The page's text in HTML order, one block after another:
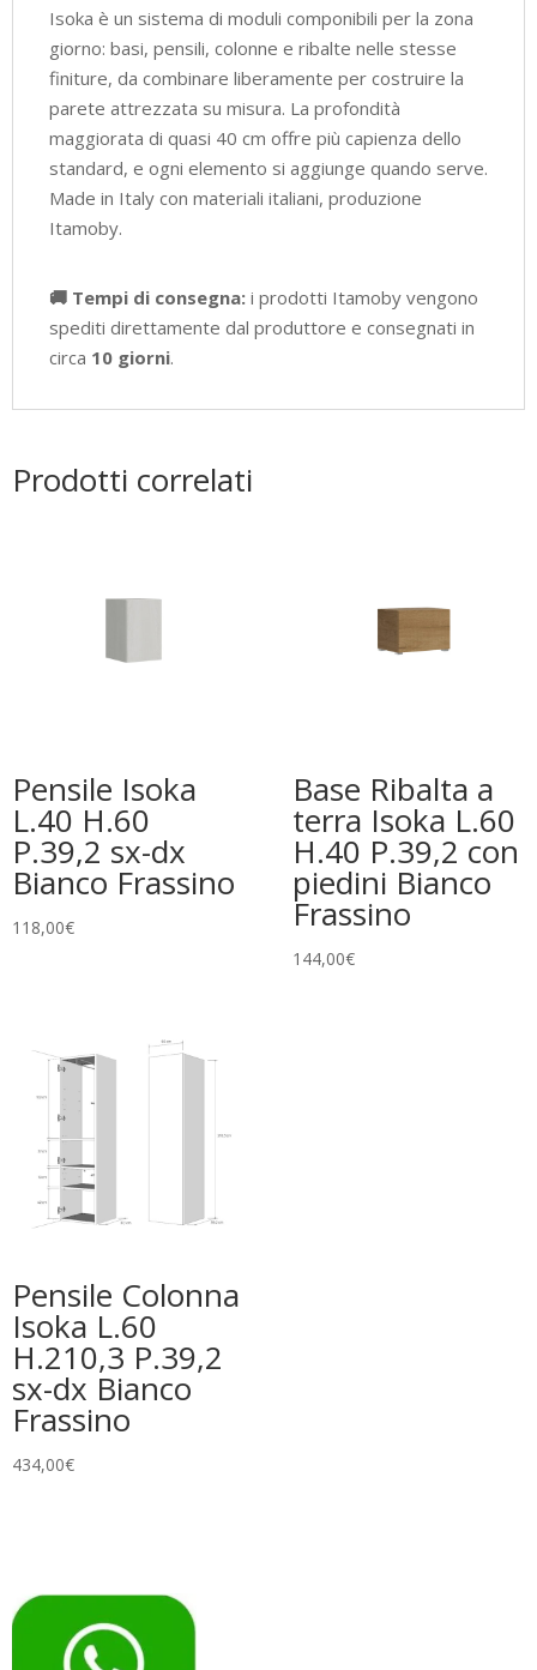
Isoka è un sistema di moduli componibili per la zona
giorno: basi, pensili, colonne e ribalte nelle stesse
finiture, da combinare liberamente per costruire la
parete attrezzata su misura. La profondità
maggiorata di quasi 40 cm offre più capienza dello
standard, e ogni elemento si aggiunge quando serve.
Made in Italy con materiali italiani, produzione
Itamoby.
🚚 Tempi di consegna: i prodotti Itamoby vengono
spediti direttamente dal produttore e consegnati in
circa 10 giorni.
Prodotti correlati
Pensile Isoka
L.40 H.60
P.39,2 sx-dx
Bianco Frassino
118,00€
Base Ribalta a
terra Isoka L.60
H.40 P.39,2 con
piedini Bianco
Frassino
144,00€
Pensile Colonna
Isoka L.60
H.210,3 P.39,2
sx-dx Bianco
Frassino
434,00€